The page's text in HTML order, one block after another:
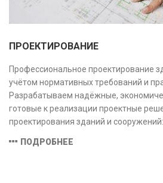
ПРОЕКТИРОВАНИЕ
Профессиональное проектирование
учётом нормативных требований и
Разрабатываем надёжные,
готовые к реализации проектные
проектирования зданий и
сметная документация. Полный цикл
ПОДРОБНЕЕ